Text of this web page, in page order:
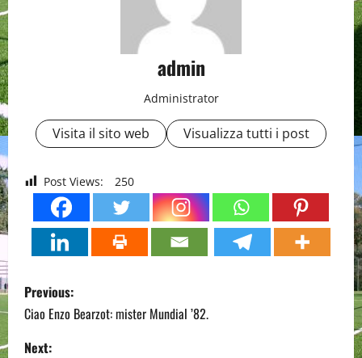
admin
Administrator
Visita il sito web Visualizza tutti i post
Post Views: 250
P
o
Previous:
Ciao Enzo Bearzot: mister Mundial ’82.
Next: